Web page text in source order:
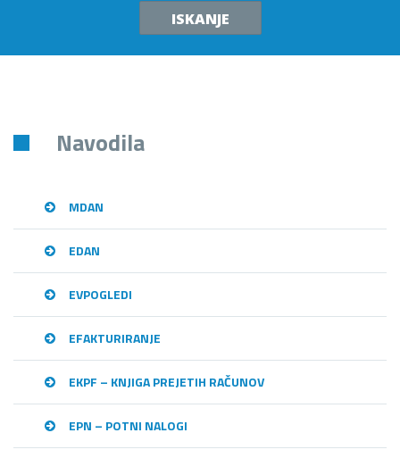
ISKANJE
Navodila
MDAN
EDAN
EVPOGLEDI
EFAKTURIRANJE
EKPF – KNJIGA PREJETIH RAČUNOV
EPN – POTNI NALOGI